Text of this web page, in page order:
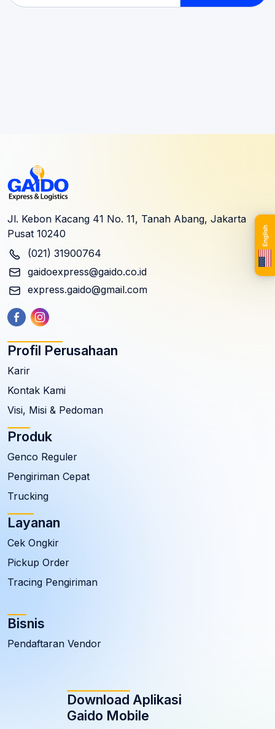
Jl. Kebon Kacang 41 No. 11, Tanah Abang, Jakarta
Pusat 10240
(021) 31900764
gaidoexpress@gaido.co.id
express.gaido@gmail.com
Profil Perusahaan
Karir
Kontak Kami
Visi, Misi & Pedoman
Produk
Genco Reguler
Pengiriman Cepat
Trucking
Layanan
Cek Ongkir
Pickup Order
Tracing Pengiriman
Bisnis
Pendaftaran Vendor
Download Aplikasi
Gaido Mobile